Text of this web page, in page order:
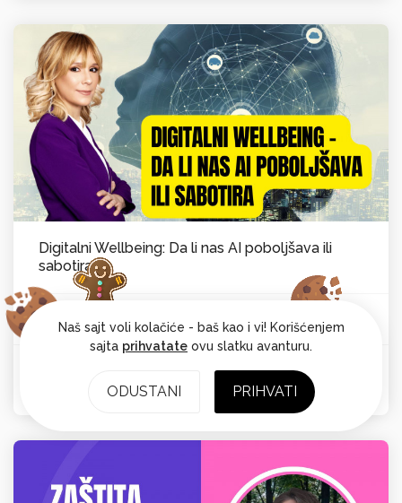
Digitalni Wellbeing: Da li nas AI poboljšava ili
sabotira
Od:
Naš sajt voli kolačiće - baš kao i vi! Korišćenjem
sajta prihvatate ovu slatku avanturu.
ODUSTANI PRIHVATI